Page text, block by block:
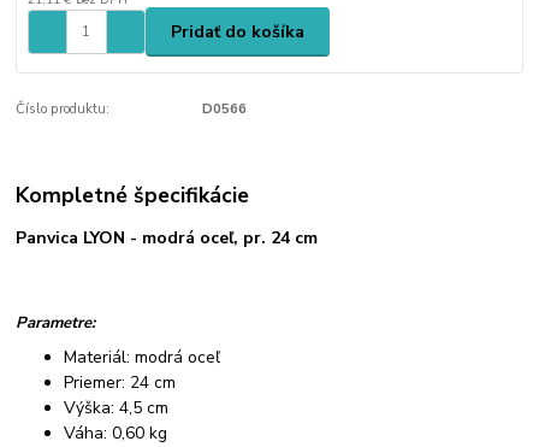
Pridať do košíka
Číslo produktu: D0566
Kompletné špecifikácie
Panvica LYON - modrá oceľ, pr. 24 cm
Parametre:
Materiál: modrá oceľ
Priemer: 24 cm
Výška: 4,5 cm
Váha: 0,60 kg